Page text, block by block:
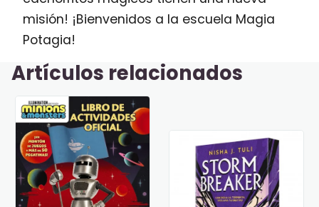
misión! ¡Bienvenidos a la escuela Magia
Potagia!
Artículos relacionados